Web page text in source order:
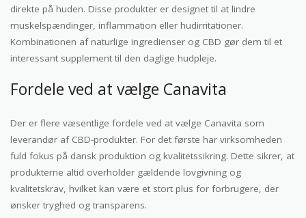
direkte på huden. Disse produkter er designet til at lindre
muskelspændinger, inflammation eller hudirritationer.
Kombinationen af naturlige ingredienser og CBD gør dem til et
interessant supplement til den daglige hudpleje.
Fordele ved at vælge Canavita
Der er flere væsentlige fordele ved at vælge Canavita som
leverandør af CBD-produkter. For det første har virksomheden
fuld fokus på dansk produktion og kvalitetssikring. Dette sikrer, at
produkterne altid overholder gældende lovgivning og
kvalitetskrav, hvilket kan være et stort plus for forbrugere, der
ønsker tryghed og transparens.